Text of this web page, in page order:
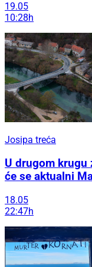
19.05
10:28h
Josipa treća
U drugom krugu
će se aktualni
18.05
22:47h